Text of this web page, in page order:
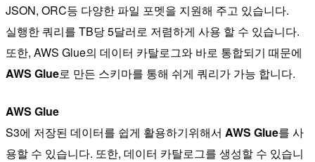
JSON, ORC등 다양한 파일 포멧을 지원해 주고 있습니다.
실행한 쿼리를 TB당 5달러로 저렴하게 사용 할 수 있습니다.
또한, AWS Glue의 데이터 카탈로그와 바로 통합되기 때문에
AWS Glue로 만든 스키마를 통해 쉬게 쿼리가 가능 합니다.
AWS Glue
S3에 저장된 데이터를 쉽게 활용하기위해서 AWS Glue를 사
용할 수 있습니다. 또한, 데이터 카탈로그를 생성할 수 있습니